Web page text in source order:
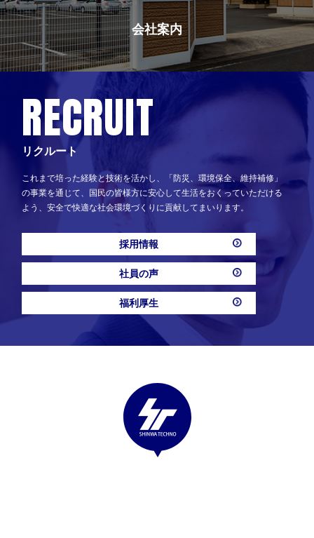
会社案内
RECRUIT
リクルート
これまで培った経験と技術を活かし、「防災、環境保全、維持補修」
の事業を通じて、国民の皆様方に安心して生活をおくっていただける
よう、安全で快適な社会環境づくりに貢献してまいります。
採用情報
社員の声
福利厚生